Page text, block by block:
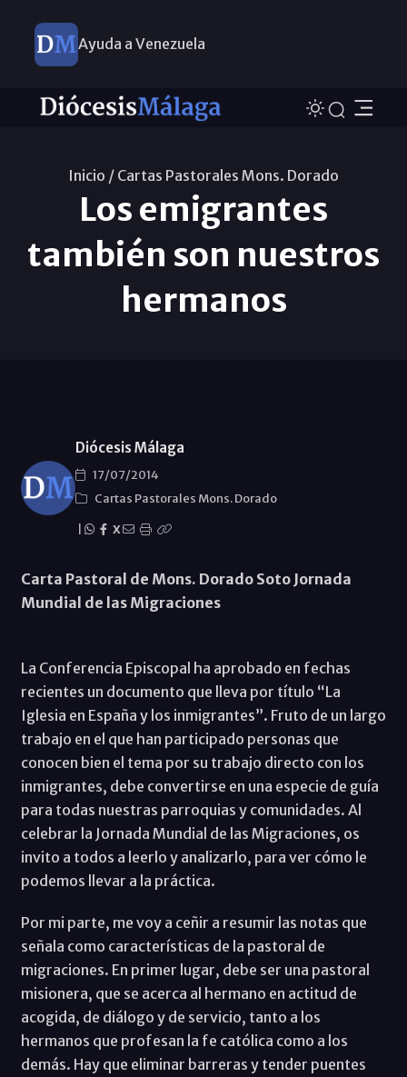
Ayuda a Venezuela
Inicio / Cartas Pastorales Mons. Dorado
Los emigrantes
también son nuestros
hermanos
Diócesis Málaga
17/07/2014
Cartas Pastorales Mons. Dorado
X
Carta Pastoral de Mons. Dorado Soto Jornada
Mundial de las Migraciones
La Conferencia Episcopal ha aprobado en fechas
recientes un documento que lleva por título “La
Iglesia en España y los inmigrantes”. Fruto de un largo
trabajo en el que han participado personas que
conocen bien el tema por su trabajo directo con los
inmigrantes, debe convertirse en una especie de guía
para todas nuestras parroquias y comunidades. Al
celebrar la Jornada Mundial de las Migraciones, os
invito a todos a leerlo y analizarlo, para ver cómo le
podemos llevar a la práctica.
Por mi parte, me voy a ceñir a resumir las notas que
señala como características de la pastoral de
migraciones. En primer lugar, debe ser una pastoral
misionera, que se acerca al hermano en actitud de
acogida, de diálogo y de servicio, tanto a los
hermanos que profesan la fe católica como a los
demás. Hay que eliminar barreras y tender puentes